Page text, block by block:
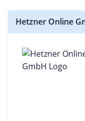
Hetzner Online